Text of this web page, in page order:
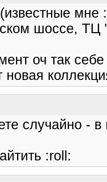
шоссе, ТЦ
оч так
новая
случайно -
:roll: